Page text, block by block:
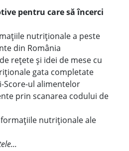
pentru care să încerci
nutriționale a peste
din România
rețete și idei de mese cu
gata completate
Score-ul alimentelor
prin scanarea codului de
nutriționale ale